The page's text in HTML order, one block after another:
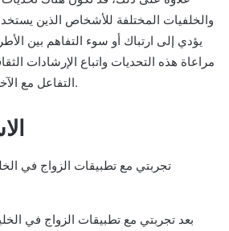
والخلفيات المختلفة للأشخاص الذين
يؤدي إلى ارتباك أو سوء التفاهم بين
مراعاة هذه التحديات واتباع الإرشادات
التفاعل مع الآخرين عبر تطبيقات الزواج.
بعد تجربتي مع تطبيقات الزواج في